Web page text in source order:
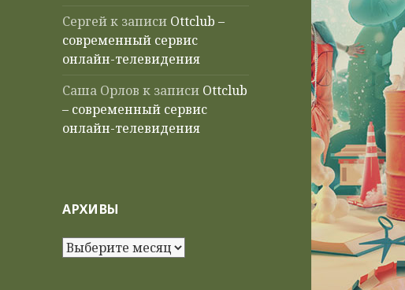
Сергейк записи Ottclub –
современный сервис
онлайн-телевидения
Саша Орлов к записи Ottclub
– современный сервис
онлайн-телевидения
АРХИВЫ
Архивы